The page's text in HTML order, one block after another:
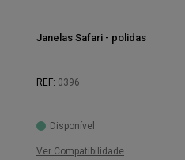
Janelas Safari - polidas
REF: 0396
Disponível
Ver Compatibilidade